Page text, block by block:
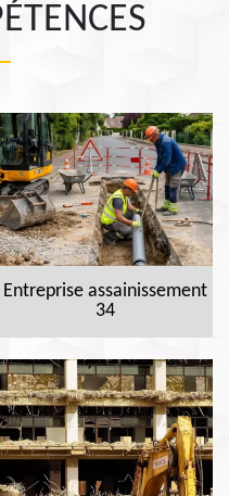
Entreprise assainissement
34